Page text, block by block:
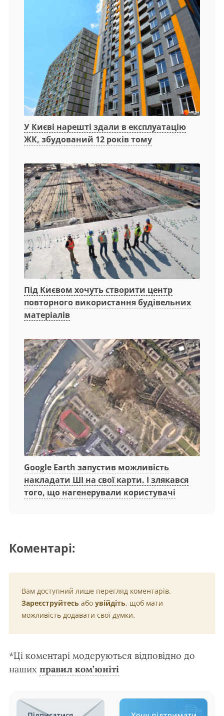
У Києві нарешті здали в експлуатацію
ЖК, збудований 12 років тому
Під Києвом хочуть створити центр
повторного використання будівельних
матеріалів
Google Earth запустив можливість
накладати ШІ на свої карти. І злякався
того, що нагенерували користувачі
Коментарі:
Вам доступний лише перегляд коментарів.
Зареєструйтесь або увійдіть, щоб мати
можливість додавати свої думки.
*Ці коментарі модеруються відповідно до
наших правил ком’юніті